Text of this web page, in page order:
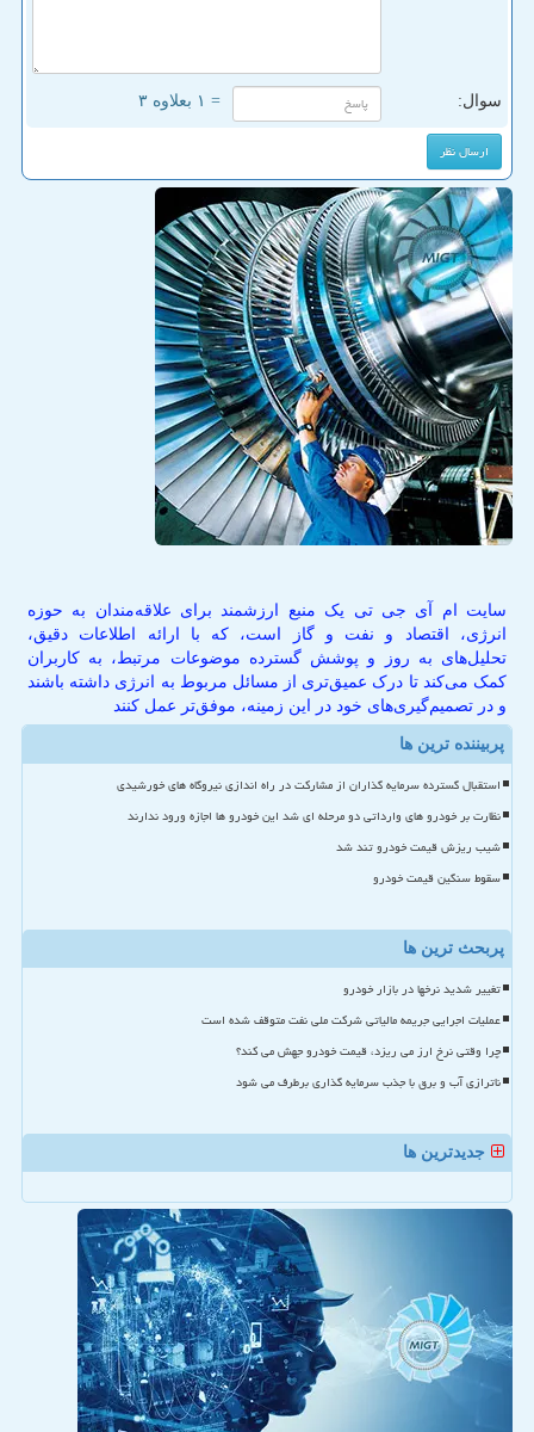
سوال: = ۱ بعلاوه ۳
سایت ام آی جی تی یک منبع ارزشمند برای علاقه‌مندان به حوزه
انرژی، اقتصاد و نفت و گاز است، که با ارائه اطلاعات دقیق،
تحلیل‌های به روز و پوشش گسترده موضوعات مرتبط، به کاربران
کمک می‌کند تا درک عمیق‌تری از مسائل مربوط به انرژی داشته باشند
و در تصمیم‌گیری‌های خود در این زمینه، موفق‌تر عمل کنند
پربیننده ترین ها
استقبال گسترده سرمایه گذاران از مشارکت در راه اندازی نیروگاه های خورشیدی
نظارت بر خودرو های وارداتی دو مرحله ای شد این خودرو ها اجازه ورود ندارند
شیب ریزش قیمت خودرو تند شد
سقوط سنگین قیمت خودرو
پربحث ترین ها
تغییر شدید نرخها در بازار خودرو
عملیات اجرایی جریمه مالیاتی شرکت ملی نفت متوقف شده است
چرا وقتی نرخ ارز می ریزد، قیمت خودرو جهش می کند؟
ناترازی آب و برق با جذب سرمایه گذاری برطرف می شود
جدیدترین ها